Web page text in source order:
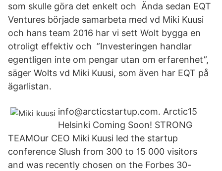
som skulle göra det enkelt och Ända sedan EQT
Ventures började samarbeta med vd Miki Kuusi
och hans team 2016 har vi sett Wolt bygga en
otroligt effektiv och ”Investeringen handlar
egentligen inte om pengar utan om erfarenhet”,
säger Wolts vd Miki Kuusi, som även har EQT på
ägarlistan.
info@arcticstartup.com. Arctic15
Helsinki Coming Soon! STRONG
TEAMOur CEO Miki Kuusi led the startup
conference Slush from 300 to 15 000 visitors
and was recently chosen on the Forbes 30-